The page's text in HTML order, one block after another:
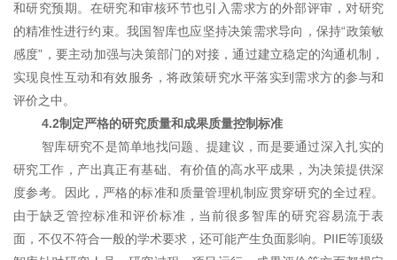
和研究预期。在研究和审核环节也引入需求方的外部评审，对研究
的精准性进行约束。我国智库也应坚持决策需求导向，保持“政策敏
感度”，要主动加强与决策部门的对接，通过建立稳定的沟通机制，
实现良性互动和有效服务，将政策研究水平落实到需求方的参与和
评价之中。
4.2制定严格的研究质量和成果质量控制标准
智库研究不是简单地找问题、提建议，而是要通过深入扎实的
研究工作，产出真正有基础、有价值的高水平成果，为决策提供深
度参考。因此，严格的标准和质量管理机制应贯穿研究的全过程。
由于缺乏管控标准和评价标准，当前很多智库的研究容易流于表
面，不仅不符合一般的学术要求，还可能产生负面影响。PIIE等顶级